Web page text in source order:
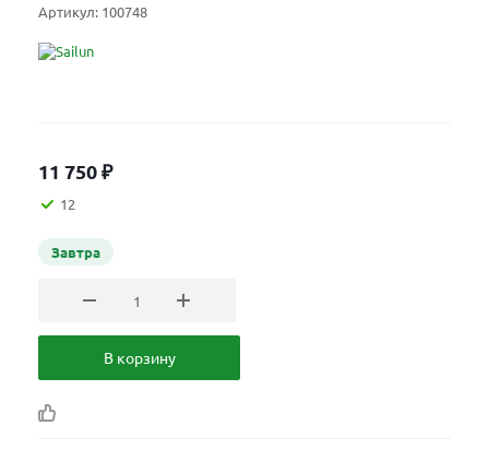
Артикул: 100748
11 750₽
12
Завтра
В корзину